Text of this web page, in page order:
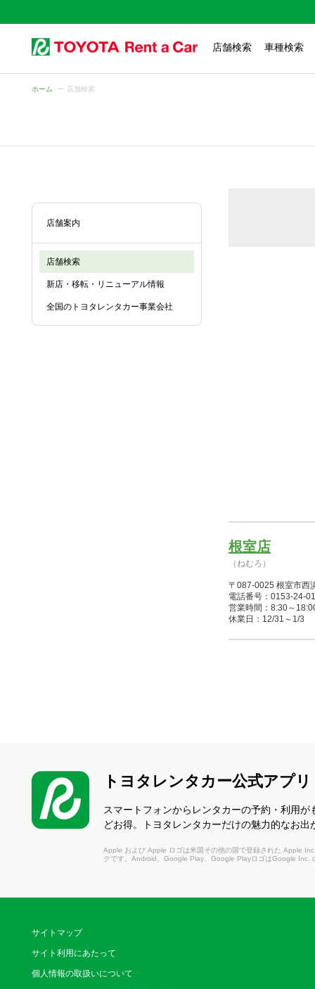
店舗検索 車種検索
ホーム 店舗検索
店舗案内
店舗検索
新店・移転・リニューアル情報
全国のトヨタレンタカー事業会社
根室店
（ねむろ）
〒087-0025 根室市西
電話番号：0153-24-
営業時間：8:30～
休業日：12/31～1/3
トヨタレンタカー公式アプリ
スマートフォンからレンタカーの予約・利用
どお得。トヨタレンタカーだけの魅力的なお出
Apple および Apple ロゴは米国その他の国で登録された Apple
クです。Android、Google Play、Google PlayロゴはGoogle Inc.
サイトマップ
サイト利用にあたって
個人情報の取扱いについて